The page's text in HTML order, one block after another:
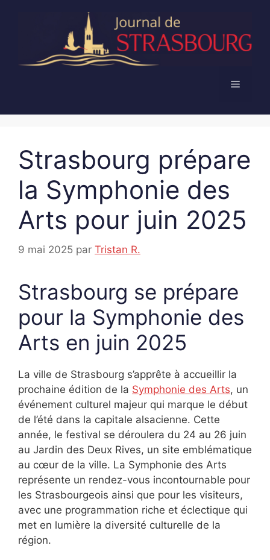
Menu
Strasbourg prépare
la Symphonie des
Arts pour juin 2025
9 mai 2025 par Tristan R.
Strasbourg se prépare
pour la Symphonie des
Arts en juin 2025
La ville de Strasbourg s’apprête à accueillir la
prochaine édition de la Symphonie des Arts, un
événement culturel majeur qui marque le début
de l’été dans la capitale alsacienne. Cette
année, le festival se déroulera du 24 au 26 juin
au Jardin des Deux Rives, un site emblématique
au cœur de la ville. La Symphonie des Arts
représente un rendez-vous incontournable pour
les Strasbourgeois ainsi que pour les visiteurs,
avec une programmation riche et éclectique qui
met en lumière la diversité culturelle de la
région.